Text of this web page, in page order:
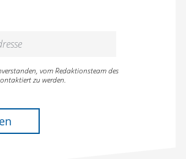
vom Redaktionsteam des
zu werden.